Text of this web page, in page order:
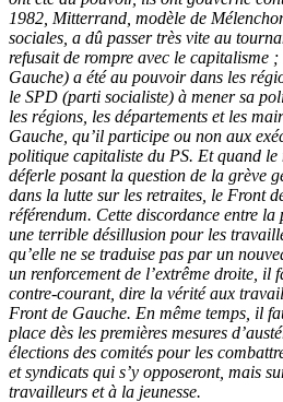
1982, Mitterrand, modèle de
sociales, a dû passer très vite au
refusait de rompre avec le capitalisme
Gauche) a été au pouvoir dans les
le SPD (parti socialiste) à mener sa
les régions, les départements et les
Gauche, qu’il participe ou non aux
politique capitaliste du PS. Et quand le
déferle posant la question de la grève
dans la lutte sur les retraites, le Front
référendum. Cette discordance entre la
une terrible désillusion pour les
qu’elle ne se traduise pas par un
un renforcement de l’extrême droite, il
contre-courant, dire la vérité aux
Front de Gauche. En même temps, il
place dès les premières mesures
élections des comités pour les
et syndicats qui s’y opposeront, mais
travailleurs et à la jeunesse.